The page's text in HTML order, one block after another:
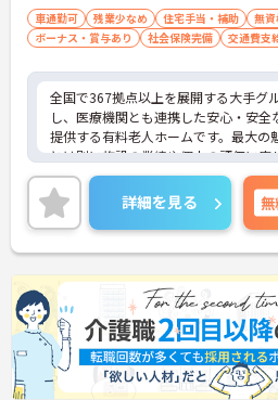
車通勤可 残業少なめ 住宅手当・補助 無
ボーナス・賞与あり
社会保険完備 交通費支
全国で367拠点以上を展開する大手グ
し、医療機関とも連携した安心・安全
提供する有料老人ホームです。最大の
とは別に施設の業績や個人の評価に応
る独自の特別報酬制度です。日々の頑
への貢献が直接収入に反映される非常
ある環境が整っています。また、毎朝
ーティングを通じてスタッフ同士の連
ており、平均勤続年数7.2年という高
しています。資格取得支援制度を活用
内に研修を受講できるなど教育体制も
ため、介護職からケアマネジャーや管
なステップアップが期待できます。定
用70歳までの継続雇用制度も完備さ
やネイルが原則自由といったご自身ら
できる環境のもとで末永くご活躍いた
詳細を見る